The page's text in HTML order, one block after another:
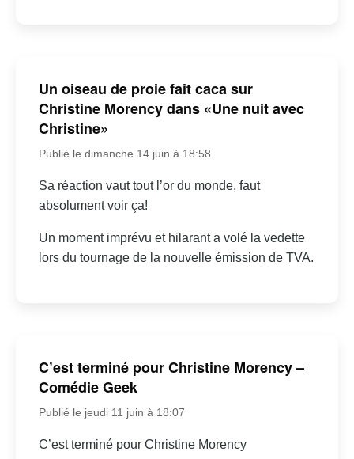
Un oiseau de proie fait caca sur
Christine Morency dans «Une nuit avec
Christine»
Publié le dimanche 14 juin à 18:58
Sa réaction vaut tout l’or du monde, faut
absolument voir ça!
Un moment imprévu et hilarant a volé la vedette
lors du tournage de la nouvelle émission de TVA.
C’est terminé pour Christine Morency –
Comédie Geek
Publié le jeudi 11 juin à 18:07
C’est terminé pour Christine Morency